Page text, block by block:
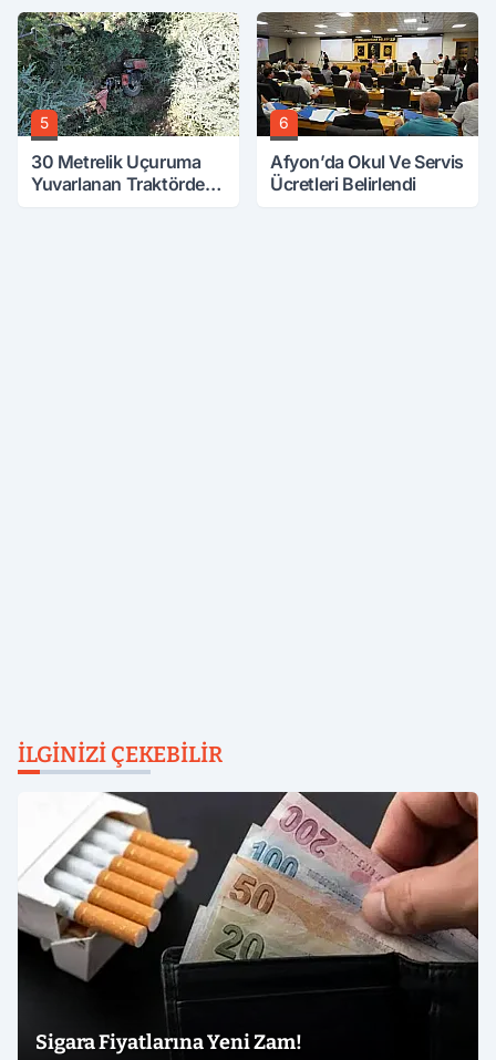
5
30 Metrelik Uçuruma
Yuvarlanan Traktörden
6
Afyon’da Okul Ve Servis
Ücretleri Belirlendi
İLGINIZI ÇEKEBILIR
Sigara Fiyatlarına Yeni Zam!